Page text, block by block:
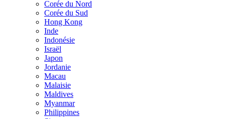
Corée du Nord
Corée du Sud
Hong Kong
Inde
Indonésie
Israël
Japon
Jordanie
Macau
Malaisie
Maldives
Myanmar
Philippines